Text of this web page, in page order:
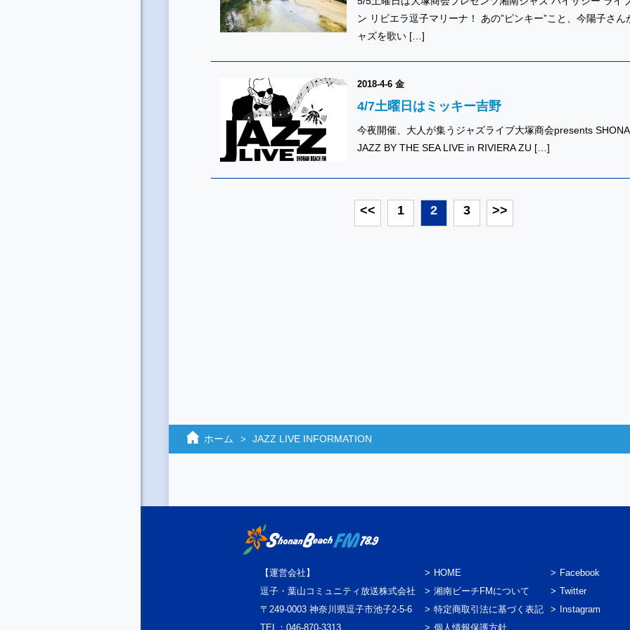
ン リビエラ逗子マリーナ！ あの”ピンキー”こと、今陽子さん
ャズを歌い […]
2018-4-6 金
4/7土曜日はミッキー吉野
今夜開催、大人が集うジャズライブ大塚商会presents
JAZZ BY THE SEA LIVE in RIVIERA ZU […]
<< 1 2 3 >>
ホーム JAZZ LIVE INFORMATION
【運営会社】
逗子・葉山コミュニティ放送株式会社
〒249-0003 神奈川県逗子市池子2-5-6
TEL：046-870-3313
HOME
湘南ビーチFMについて
特定商取引法に基づく表記
個人情報保護方針
Facebook
Twitter
Instagram